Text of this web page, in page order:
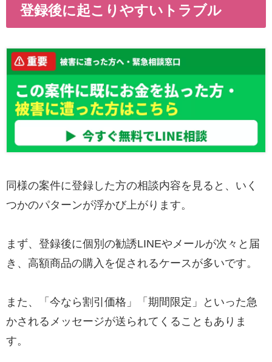
登録後に起こりやすいトラブル
同様の案件に登録した方の相談内容を見ると、いく
つかのパターンが浮かび上がります。
まず、登録後に個別の勧誘LINEやメールが次々と届
き、高額商品の購入を促されるケースが多いです。
また、「今なら割引価格」「期間限定」といった急
かされるメッセージが送られてくることもありま
す。